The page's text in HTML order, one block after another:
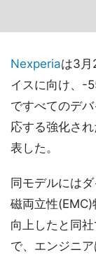
Nexperiaは3月
イスに向け、-
ですべてのデ
応する強化さ
表した。
同モデルには
磁両立性
向上したと同
で、エンジニ